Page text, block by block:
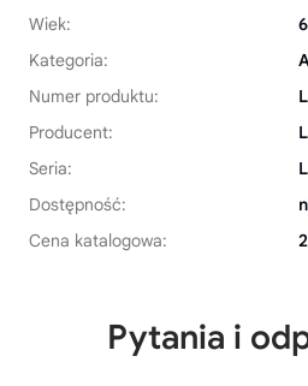
Wiek:
Kategoria:
Numer produktu:
Producent:
Seria:
Dostępność:
Cena katalogowa:
Pytania i